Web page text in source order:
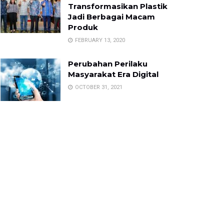
Transformasikan Plastik
Jadi Berbagai Macam
Produk
FEBRUARY 13, 2020
Perubahan Perilaku
Masyarakat Era Digital
OCTOBER 31, 2021